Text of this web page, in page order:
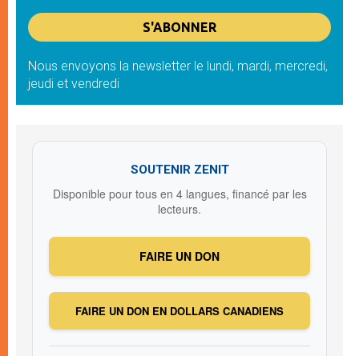
Nous envoyons la newsletter le lundi, mardi, mercredi,
jeudi et vendredi
SOUTENIR ZENIT
Disponible pour tous en 4 langues, financé par les
lecteurs.
FAIRE UN DON
FAIRE UN DON EN DOLLARS CANADIENS